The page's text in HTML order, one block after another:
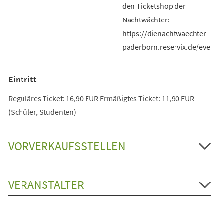
den Ticketshop der
Nachtwächter:
https://dienachtwaechter-
paderborn.reservix.de/
Eintritt
Reguläres Ticket: 16,90 EUR Ermäßigtes Ticket: 11,90 EUR
(Schüler, Studenten)
VORVERKAUFSSTELLEN
VERANSTALTER